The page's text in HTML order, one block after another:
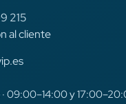
215
al cliente
· 09:00–14:00 y